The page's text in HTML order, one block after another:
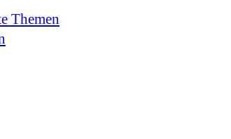
Themen